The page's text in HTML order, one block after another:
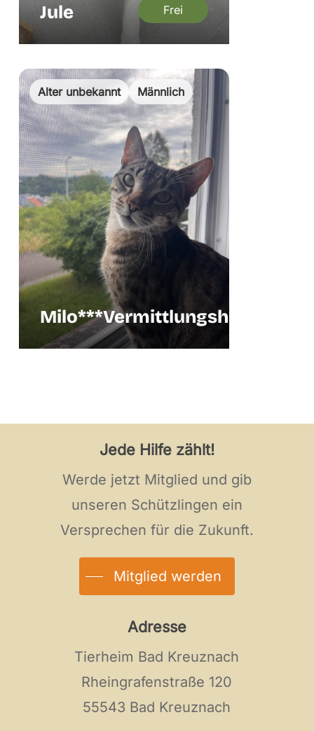
Jule Frei
Alter unbekannt Männlich
Milo***Vermittlungshilfe
Jede Hilfe zählt!
Werde jetzt Mitglied und gib
unseren Schützlingen ein
Versprechen für die Zukunft.
Mitglied werden
Adresse
Tierheim Bad Kreuznach
Rheingrafenstraße 120
55543 Bad Kreuznach